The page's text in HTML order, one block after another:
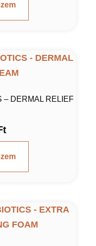
– DERMAL RELIEF